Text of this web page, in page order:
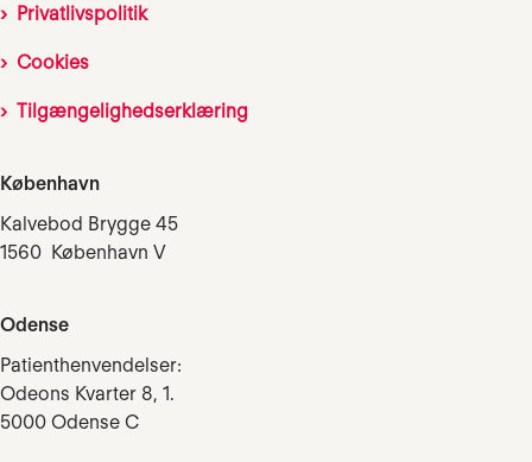
Privatlivspolitik
Cookies
Tilgængelighedserklæring
København
Kalvebod Brygge 45
1560 København V
Odense
Patienthenvendelser:
Odeons Kvarter 8, 1.
5000 Odense C